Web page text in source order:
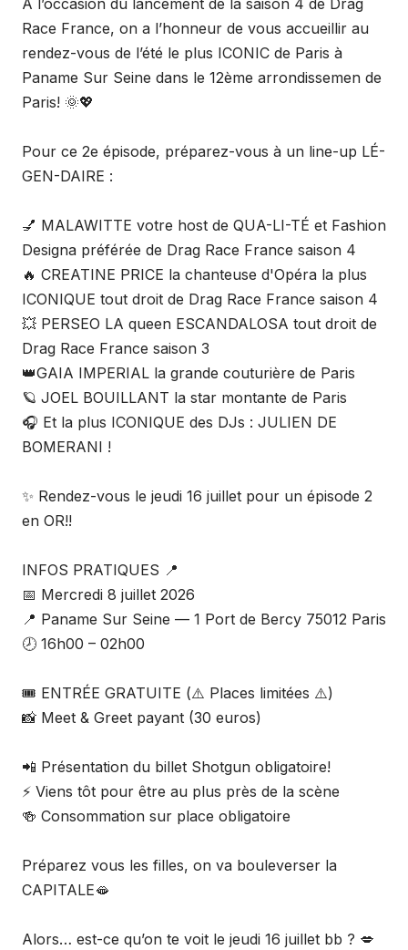
À l’occasion du lancement de la saison 4 de Drag
Race France, on a l’honneur de vous accueillir au
rendez-vous de l’été le plus ICONIC de Paris à
Paname Sur Seine dans le 12ème arrondissemen de
Paris! 🌞💖
Pour ce 2e épisode, préparez-vous à un line-up LÉ-
GEN-DAIRE :
💅 MALAWITTE votre host de QUA-LI-TÉ et Fashion
Designa préférée de Drag Race France saison 4
🔥 CREATINE PRICE la chanteuse d'Opéra la plus
ICONIQUE tout droit de Drag Race France saison 4
💥 PERSEO LA queen ESCANDALOSA tout droit de
Drag Race France saison 3
👑GAIA IMPERIAL la grande couturière de Paris
🪐 JOEL BOUILLANT la star montante de Paris
🎧 Et la plus ICONIQUE des DJs : JULIEN DE
BOMERANI !
✨ Rendez-vous le jeudi 16 juillet pour un épisode 2
en OR!!
INFOS PRATIQUES 📍
📅 Mercredi 8 juillet 2026
📍 Paname Sur Seine — 1 Port de Bercy 75012 Paris
🕗 16h00 – 02h00
🎟️ ENTRÉE GRATUITE (⚠️ Places limitées ⚠️)
📸 Meet & Greet payant (30 euros)
📲 Présentation du billet Shotgun obligatoire!
⚡ Viens tôt pour être au plus près de la scène
🍻 Consommation sur place obligatoire
Préparez vous les filles, on va bouleverser la
CAPITALE🫦
Alors… est-ce qu’on te voit le jeudi 16 juillet bb ? 💋